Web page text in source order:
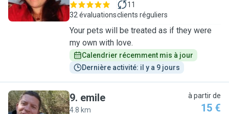
32 évaluations
11
clients réguliers
Your pets will be treated as if they were
my own with love.
Calendrier récemment mis à jour
Dernière activité: il y a 9 jours
9. emile
4.8 km
à partir de
15 €